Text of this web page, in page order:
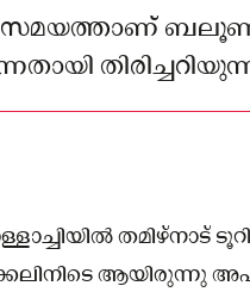
തമിഴ്നാട്
ആയിരുന്നു